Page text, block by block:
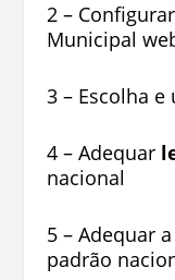
2 –
Municipal
3 – Escolha
4 – Adequar
nacional
5 – Adequar
padrão